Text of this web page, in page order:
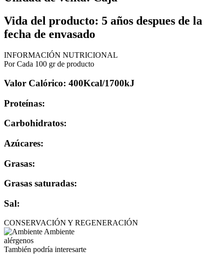
Vida del producto: 5 años despues de la
fecha de envasado
INFORMACIÓN NUTRICIONAL
Por Cada 100 gr de producto
Valor Calórico: 400Kcal/1700kJ
Proteínas:
Carbohidratos:
Azúcares:
Grasas:
Grasas saturadas:
Sal:
CONSERVACIÓN Y REGENERACIÓN
Ambiente
alérgenos
También podría interesarte